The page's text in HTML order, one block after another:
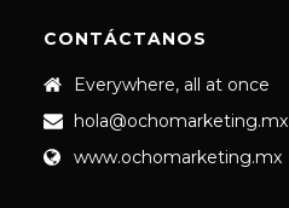
CONTÁCTANOS
Everywhere, all at once
hola@ochomarketing.mx
www.ochomarketing.mx